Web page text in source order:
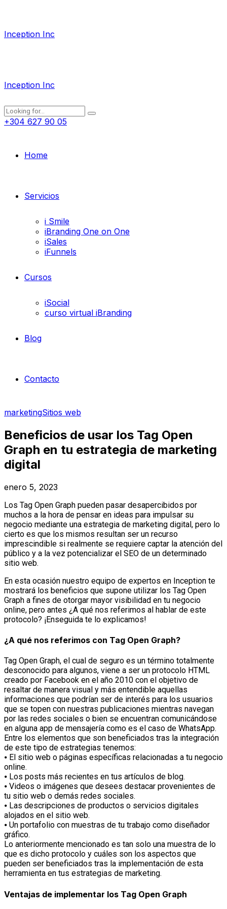
Inception Inc
Inception Inc
+304 627 90 05
Home
Servicios
i Smile
iBranding One on One
iSales
iFunnels
Cursos
iSocial
curso virtual iBranding
Blog
Contacto
marketingSitios web
Beneficios de usar los Tag Open
Graph en tu estrategia de marketing
digital
enero 5, 2023
Los Tag Open Graph pueden pasar desapercibidos por
muchos a la hora de pensar en ideas para impulsar su
negocio mediante una estrategia de marketing digital, pero lo
cierto es que los mismos resultan ser un recurso
imprescindible si realmente se requiere captar la atención del
público y a la vez potencializar el SEO de un determinado
sitio web.
En esta ocasión nuestro equipo de expertos en Inception te
mostrará los beneficios que supone utilizar los Tag Open
Graph a fines de otorgar mayor visibilidad en tu negocio
online, pero antes ¿A qué nos referimos al hablar de este
protocolo? ¡Enseguida te lo explicamos!
¿A qué nos referimos con Tag Open Graph?
Tag Open Graph, el cual de seguro es un término totalmente
desconocido para algunos, viene a ser un protocolo HTML
creado por Facebook en el año 2010 con el objetivo de
resaltar de manera visual y más entendible aquellas
informaciones que podrían ser de interés para los usuarios
que se topen con nuestras publicaciones mientras navegan
por las redes sociales o bien se encuentran comunicándose
en alguna app de mensajería como es el caso de WhatsApp.
Entre los elementos que son beneficiados tras la integración
de este tipo de estrategias tenemos:
⦁ El sitio web o páginas específicas relacionadas a tu negocio
online.
⦁ Los posts más recientes en tus artículos de blog.
⦁ Videos o imágenes que desees destacar provenientes de
tu sitio web o demás redes sociales.
⦁ Las descripciones de productos o servicios digitales
alojados en el sitio web.
⦁ Un portafolio con muestras de tu trabajo como diseñador
gráfico.
Lo anteriormente mencionado es tan solo una muestra de lo
que es dicho protocolo y cuáles son los aspectos que
pueden ser beneficiados tras la implementación de esta
herramienta en tus estrategias de marketing.
Ventajas de implementar los Tag Open Graph